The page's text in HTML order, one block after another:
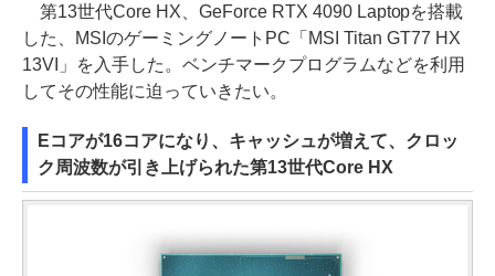
第13世代Core HX、GeForce RTX 4090 Laptopを搭載
した、MSIのゲーミングノートPC「MSI Titan GT77 HX
13VI」を入手した。ベンチマークプログラムなどを利用
してその性能に迫っていきたい。
Eコアが16コアになり、キャッシュが増えて、クロッ
ク周波数が引き上げられた第13世代Core HX